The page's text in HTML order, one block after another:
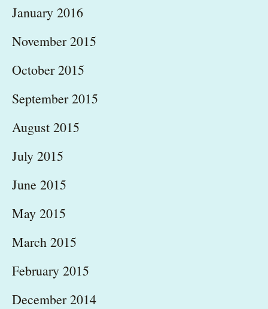
January 2016
November 2015
October 2015
September 2015
August 2015
July 2015
June 2015
May 2015
March 2015
February 2015
December 2014